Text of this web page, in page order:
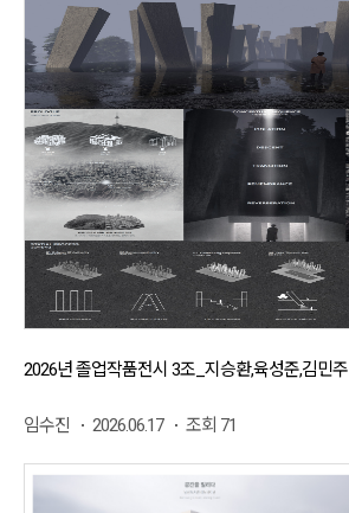
2026년 졸업작품전시 3조_지승환,육성준,김민주
임수진 2026.06.17 조회 71